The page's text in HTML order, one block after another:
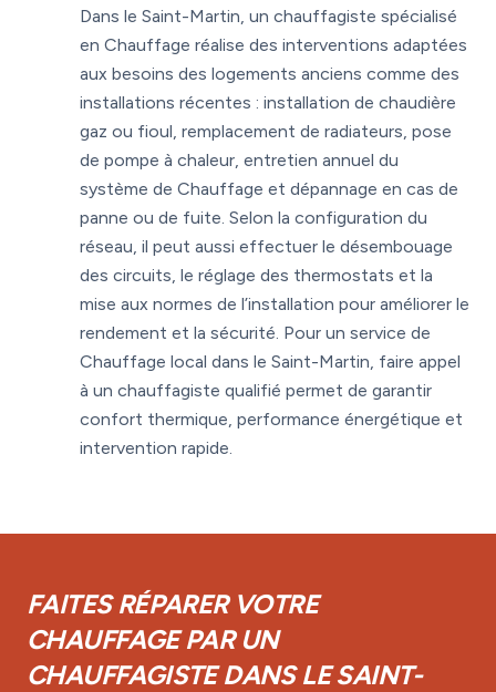
Dans le Saint-Martin, un chauffagiste spécialisé
en Chauffage réalise des interventions adaptées
aux besoins des logements anciens comme des
installations récentes : installation de chaudière
gaz ou fioul, remplacement de radiateurs, pose
de pompe à chaleur, entretien annuel du
système de Chauffage et dépannage en cas de
panne ou de fuite. Selon la configuration du
réseau, il peut aussi effectuer le désembouage
des circuits, le réglage des thermostats et la
mise aux normes de l’installation pour améliorer le
rendement et la sécurité. Pour un service de
Chauffage local dans le Saint-Martin, faire appel
à un chauffagiste qualifié permet de garantir
confort thermique, performance énergétique et
intervention rapide.
FAITES RÉPARER VOTRE
CHAUFFAGE PAR UN
CHAUFFAGISTE DANS LE SAINT-